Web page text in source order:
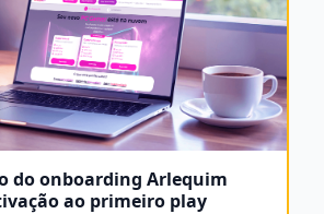
do onboarding Arlequim
ao primeiro play